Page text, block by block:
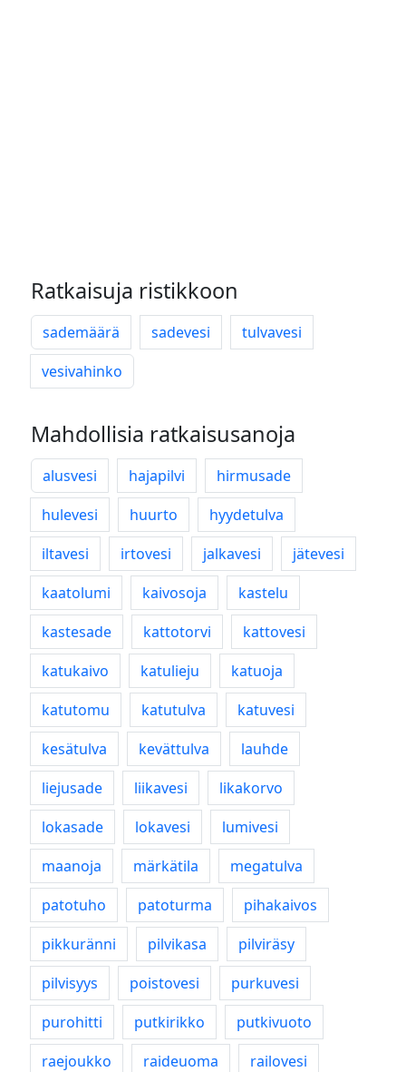
Ratkaisuja ristikkoon
sademäärä sadevesi
tulvavesi
vesivahinko
Mahdollisia ratkaisusanoja
alusvesi hajapilvi
hirmusade
hulevesi
huurto
hyydetulva
iltavesi
irtovesi jalkavesi
jätevesi
kaatolumi
kaivosoja
kastelu
kastesade
kattotorvi
kattovesi
katukaivo
katulieju
katuoja
katutomu
katutulva
katuvesi
kesätulva
kevättulva
lauhde
liejusade
liikavesi
likakorvo
lokasade
lokavesi
lumivesi
maanoja
märkätila
megatulva
patotuho
patoturma
pihakaivos
pikkuränni
pilvikasa
pilviräsy
pilvisyys
poistovesi
purkuvesi
purohitti
putkirikko
putkivuoto
raejoukko
raideuoma
railovesi